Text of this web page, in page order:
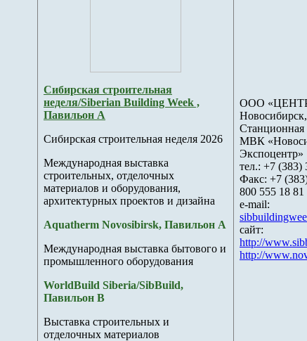
Сибирская строительная
неделя/Siberian Building Week ,
Павильон А
Сибирская строительная неделя 2026
Международная выставка
строительных, отделочных
материалов и оборудования,
архитектурных проектов и дизайна
Aquatherm Novosibirsk, Павильон А
Международная выставка бытового и
промышленного оборудования
WorldBuild Siberia/SibBuild,
Павильон B
Выставка строительных и
отделочных материалов
ООО
Станционная
МВК
Экспоцентр»
тел.: +7 (383)
Факс: +7
800 555 18 81
e-mail:
сайт:
http://
http://